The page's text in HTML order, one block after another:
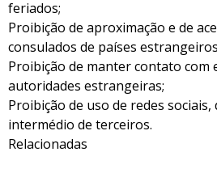
feriados;
Proibição de aproximação e de
consulados de países
Proibição de manter contato com
autoridades estrangeiras;
Proibição de uso de redes
intermédio de terceiros.
Relacionadas